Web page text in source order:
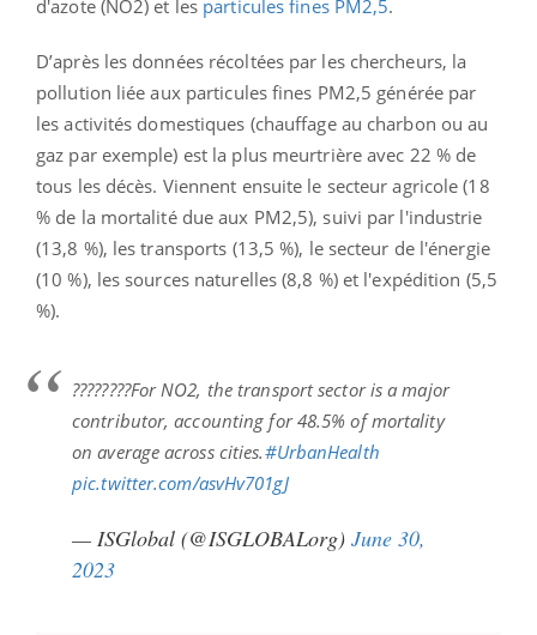
d'azote (NO2) et les particules fines PM2,5.
D’après les données récoltées par les chercheurs, la
pollution liée aux particules fines PM2,5 générée par
les activités domestiques (chauffage au charbon ou au
gaz par exemple) est la plus meurtrière avec 22 % de
tous les décès. Viennent ensuite le secteur agricole (18
% de la mortalité due aux PM2,5), suivi par l'industrie
(13,8 %), les transports (13,5 %), le secteur de l'énergie
(10 %), les sources naturelles (8,8 %) et l'expédition (5,5
%).
????????For NO2, the transport sector is a major
contributor, accounting for 48.5% of mortality
on average across cities.#UrbanHealth
pic.twitter.com/asvHv701gJ
— ISGlobal (@ISGLOBALorg) June 30,
2023